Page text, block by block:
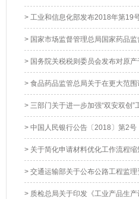
> 工业和信息化部发布2018年第19
> 国家市场监督管理总局国家药品
> 国务院关税税则委员会发布对原
> 食品药品监管总局关于在更大范
> 三部门关于进一步加强“双安双创”
> 中国人民银行公告〔2018〕第2号
> 关于简化申请材料优化工作流程
> 交通运输部关于公布公路工程监
> 质检总局关于印发《工业产品生